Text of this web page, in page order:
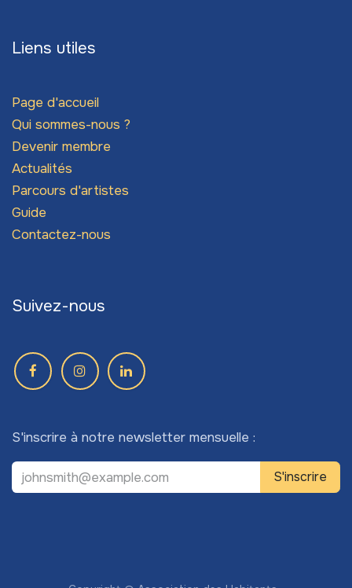
Liens utiles
Page d'accueil
Qui sommes-nous ?
Devenir membre
Actualités
Parcours d'artistes
Guide
Contactez-nous
Suivez-nous
S'inscrire à notre newsletter mensuelle :
S'inscrire